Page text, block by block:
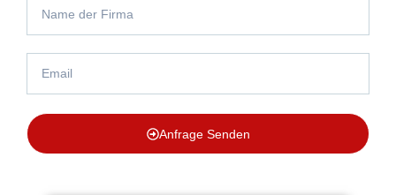
Anfrage Senden